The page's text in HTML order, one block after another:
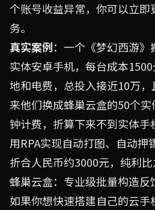
个账号收益异常，你可以立
务。
真实案例：一个《梦幻西游
实体安卓手机，每台成本
地和电费，总投入接近10万
来他们换成蜂巢云盒的50个
钟计费，折算下来不到实体
用RPA实现自动打图、自动押
折合人民币约3000元，纯利比
蜂巢云盒：专业级批量构造反
如果你想快速搭建自己的云手